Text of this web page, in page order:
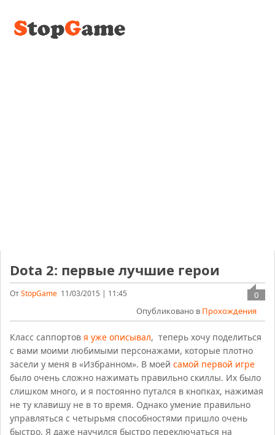
Dota 2: первые лучшие герои
ОтStopGame 11/03/2015 | 11:45
0
Опубликовано в Прохождения
Класс саппортовя уже описывал, теперь хочу поделиться
с вами моими любимыми персонажами, которые плотно
засели у меня в «Избранном». В моейсамой первой игре
было очень сложно нажимать правильно скиллы. Их было
слишком много, и я постоянно путался в кнопках, нажимая
не ту клавишу не в то время. Однако умение правильно
управляться с четырьмя способностями пришло очень
быстро. Я даже научился быстро переключаться на